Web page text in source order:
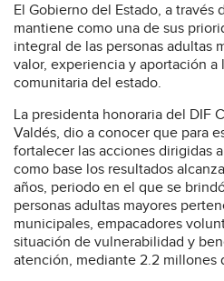
El Gobierno del Estado, a través
mantiene como una de sus
integral de las personas adultas
valor, experiencia y aportación a
comunitaria del estado.
La presidenta honoraria del DIF
Valdés, dio a conocer que para
fortalecer las acciones dirigidas
como base los resultados
años, periodo en el que se
personas adultas mayores
municipales, empacadores
situación de vulnerabilidad y
atención, mediante 2.2 millones